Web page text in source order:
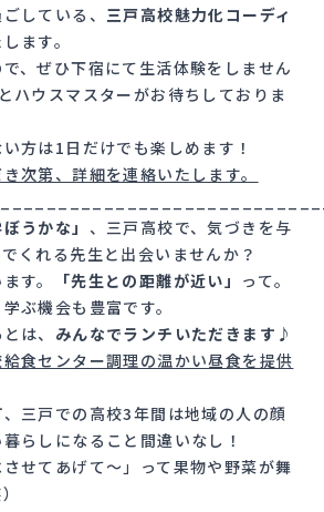
している、 三戸高校魅力化コーディ
ます。
、ぜひ下宿にて生活体験をしません
ハウスマスターがお待ちしておりま
方は1日だけでも楽しめます！
次第、詳細を連絡いたします。
うかな」 、三戸高校で、気づきを与
くれる先生と出会いませんか？
す。
「先生との距離が近い」 って。
ぶ機会も豊富です。
は、 みんなでランチいただきます♪
食センター調理の温かい昼食を提供
、三戸での高校3年間は地域の人の顔
らしになること間違いなし！
させてあげて～」って果物や野菜が舞